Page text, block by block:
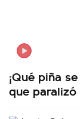
¡Qué piña
que paralizó